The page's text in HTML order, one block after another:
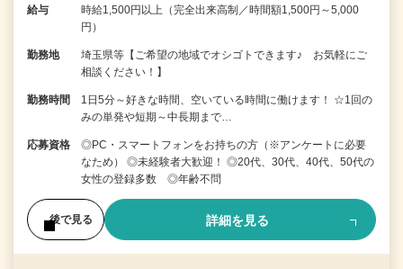
給与
時給1,500円以上（完全出来高制／時間額1,500円～5,000
円）
勤務地
埼玉県等【ご希望の地域でオシゴトできます♪ お気軽にご
相談ください！】
勤務時間
1日5分～好きな時間、空いている時間に働けます！ ☆1回の
みの単発や短期～中長期まで…
応募資格
◎PC・スマートフォンをお持ちの方（※アンケートに必要
なため） ◎未経験者大歓迎！ ◎20代、30代、40代、50代の
女性の登録多数 ◎年齢不問
後で見る 詳細を見る